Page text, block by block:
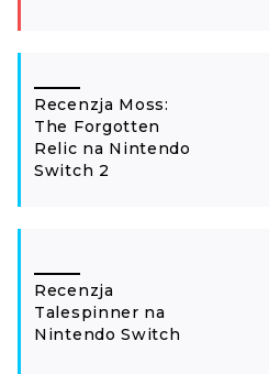
Recenzja Moss:
The Forgotten
Relic na Nintendo
Switch 2
Recenzja
Talespinner na
Nintendo Switch